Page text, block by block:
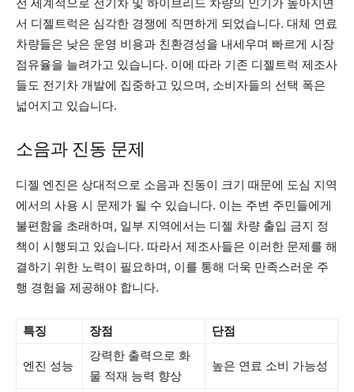
서 디젤트럭은 심각한 경쟁에 직면하게 되었습니다. 대체 연료
차량들은 낮은 운영 비용과 친환경성을 내세우며 빠르게 시장
점유율을 늘려가고 있습니다. 이에 따라 기존 디젤트럭 제조사
들도 전기차 개발에 집중하고 있으며, 소비자들의 선택 폭은
넓어지고 있습니다.
소음과 진동 문제
디젤 엔진은 상대적으로 소음과 진동이 크기 때문에 도심 지역
에서의 사용 시 문제가 될 수 있습니다. 이는 주변 주민들에게
불편함을 초래하며, 일부 지역에서는 디젤 차량 출입 금지 정
책이 시행되고 있습니다. 따라서 제조사들은 이러한 문제를 해
결하기 위한 노력이 필요하며, 이를 통해 더욱 만족스러운 주
행 경험을 제공해야 합니다.
특징 장점 단점
엔진 성능
강력한 출력으로 화
물 적재 능력 향상
높은 연료 소비 가능성